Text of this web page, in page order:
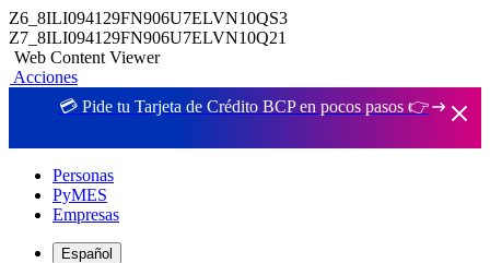
Z6_8ILI094129FN906U7ELVN10QS3
Z7_8ILI094129FN906U7ELVN10Q21
Web Content Viewer
Acciones
💳 Pide tu Tarjeta de Crédito BCP en pocos pasos 👉
Personas
PyMES
Empresas
Español